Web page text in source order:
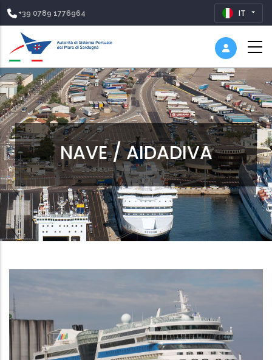
+39 0789 1776964 IT
NAVE / AIDADIVA